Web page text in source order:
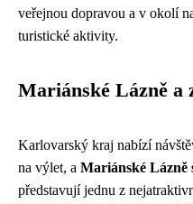
veřejnou dopravou a v okolí
turistické aktivity.
Mariánské Lázně a
Karlovarský kraj nabízí
na výlet, a Mariánské Lázně
představují jednu z